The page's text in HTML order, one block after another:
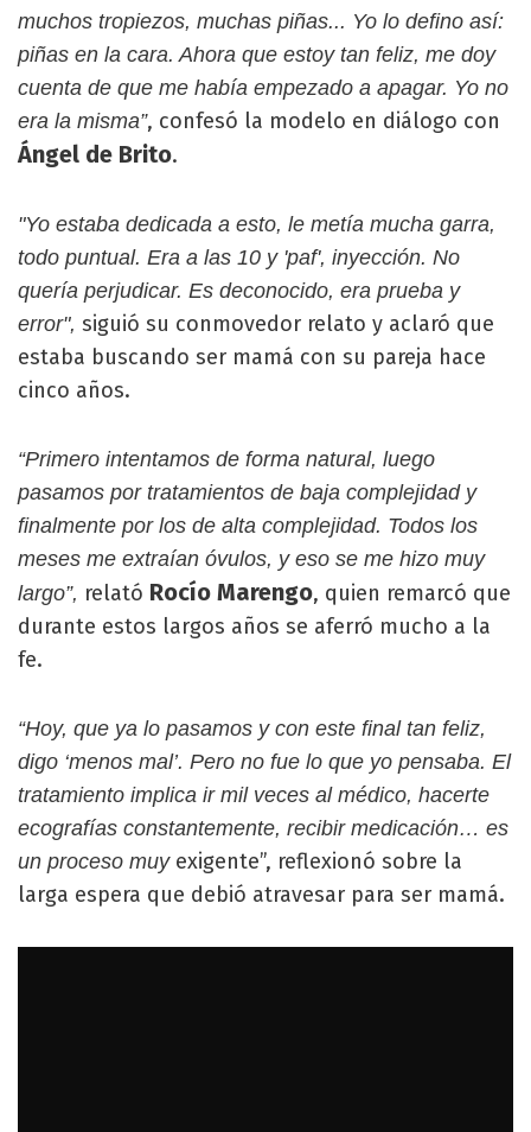
muchos tropiezos, muchas piñas... Yo lo defino así:
piñas en la cara. Ahora que estoy tan feliz, me doy
cuenta de que me había empezado a apagar. Yo no
era la misma”, confesó la modelo en diálogo con
Ángel de Brito.
"Yo estaba dedicada a esto, le metía mucha garra,
todo puntual. Era a las 10 y 'paf', inyección. No
quería perjudicar. Es deconocido, era prueba y
error", siguió su conmovedor relato y aclaró que
estaba buscando ser mamá con su pareja hace
cinco años.
“Primero intentamos de forma natural, luego
pasamos por tratamientos de baja complejidad y
finalmente por los de alta complejidad. Todos los
meses me extraían óvulos, y eso se me hizo muy
largo”, relató Rocío Marengo, quien remarcó que
durante estos largos años se aferró mucho a la
fe.
“Hoy, que ya lo pasamos y con este final tan feliz,
digo ‘menos mal’. Pero no fue lo que yo pensaba. El
tratamiento implica ir mil veces al médico, hacerte
ecografías constantemente, recibir medicación… es
un proceso muyexigente”, reflexionó sobre la
larga espera que debió atravesar para ser mamá.